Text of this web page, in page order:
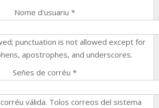
Nome d'usuariu *
punctuation is not allowed except for
apostrophes, and underscores.
Señes de corréu *
válida. Tolos correos del sistema